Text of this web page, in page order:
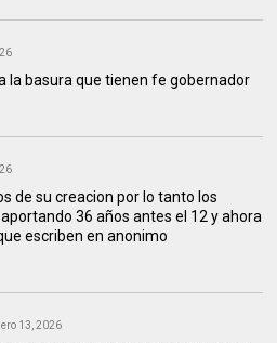
la basura que tienen fe gobernador
de su creacion por lo tanto los
36 años antes el 12 y ahora
escriben en anonimo
13, 2026